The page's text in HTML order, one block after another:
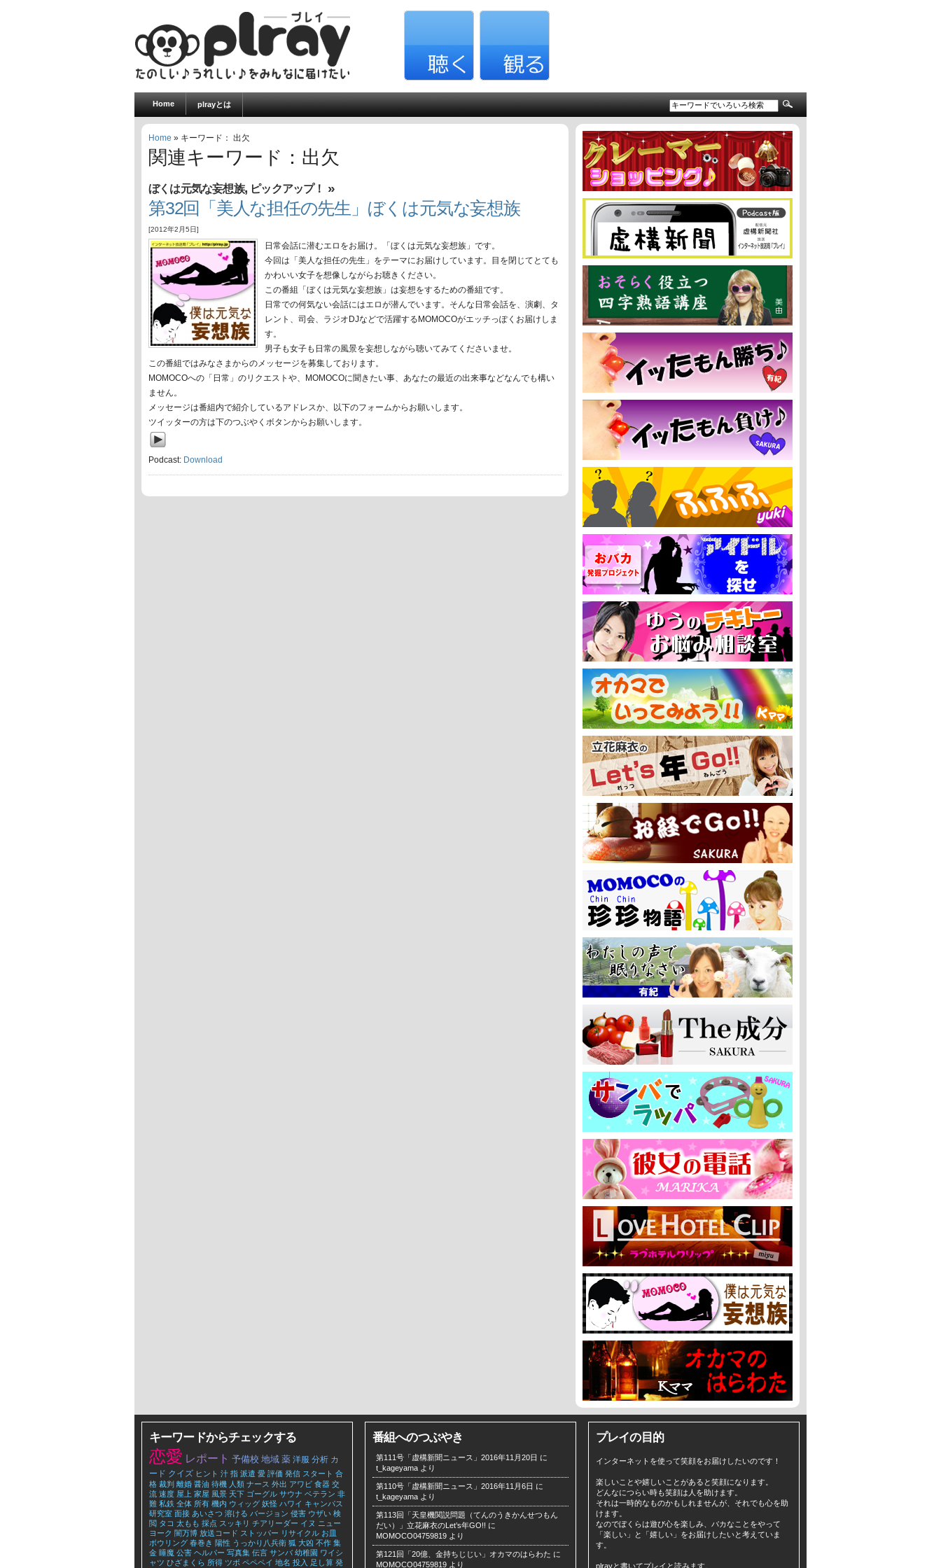
Home plrayとは
Home » キーワード： 出欠
関連キーワード：出欠
ぼくは元気な妄想族, ピックアップ！ »
第32回「美人な担任の先生」ぼくは元気な妄想族
[2012年2月5日]
日常会話に潜むエロをお届け。「ぼくは元気な妄想族」です。
今回は「美人な担任の先生」をテーマにお届けしています。目を閉じてとても
かわいい女子を想像しながらお聴きください。
この番組「ぼくは元気な妄想族」は妄想をするための番組です。
日常での何気ない会話にはエロが潜んでいます。そんな日常会話を、演劇、タ
レント、司会、ラジオDJなどで活躍するMOMOCOがエッチっぽくお届けしま
す。
男子も女子も日常の風景を妄想しながら聴いてみてくださいませ。
この番組ではみなさまからのメッセージを募集しております。
MOMOCOへの「日常」のリクエストや、MOMOCOに聞きたい事、あなたの最近の出来事などなんでも構い
ません。
メッセージは番組内で紹介しているアドレスか、以下のフォームからお願いします。
ツイッターの方は下のつぶやくボタンからお願いします。
Podcast: Download
キーワードからチェックする
恋愛 レポート 予備校 地域 薬 洋服 分析 カ
ード クイズ ヒント 汁 指 派遣 愛 評価 発信 スタート 合
格 裁判 離婚 醤油 待機 人類 ナース 外出 アワビ 食器 交
流 速度 屋上 家屋 風景 天下 ゴーグル サウナ ベテラン 非
難 私鉄 全体 所有 機内 ウィッグ 妖怪 ハワイ キャンパス
研究室 面接 あいさつ 溶ける バージョン 侵害 ウザい 検
閲 タコ 太もも 採点 スッキリ チアリーダー イヌ ニュー
ヨーク 闇万博 放送コード ストッパー リサイクル お皿
ボウリング 春巻き 陽性 うっかり八兵衛 狐 大凶 不作 集
金 睡魔 公害 ヘルパー 写真集 伝言 サンバ 幼稚園 ワイシ
ャツ ひざまくら 所得 ツボ ペペペイ 地名 投入 足し算 発
番組へのつぶやき
第111号「虚構新聞ニュース」2016年11月20日 に
t_kageyama より
第110号「虚構新聞ニュース」2016年11月6日 に
t_kageyama より
第113回「天皇機関説問題（てんのうきかんせつもん
だい）」立花麻衣のLet’s年GO!! に
MOMOCO04759819 より
第121回「20億、金持ちじじい」オカマのはらわた に
MOMOCO04759819 より
プレイの目的
インターネットを使って笑顔をお届けしたいのです！
楽しいことや嬉しいことがあると笑顔になります。
どんなにつらい時も笑顔は人を助けます。
それは一時的なものかもしれませんが、それでも心を助
けます。
なのでぼくらは遊び心を楽しみ、バカなことをやって
「楽しい」と「嬉しい」をお届けしたいと考えていま
す。
plrayと書いてプレイと読みます。